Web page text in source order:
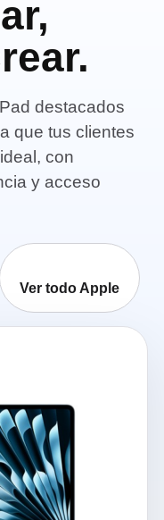
destacados
que tus clientes
con
y acceso
Ver todo Apple